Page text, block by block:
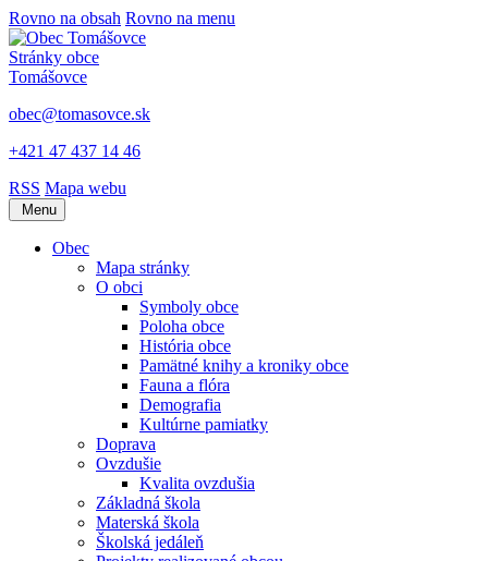
Rovno na obsah Rovno na menu
Stránky obce
Tomášovce
obec@tomasovce.sk
+421 47 437 14 46
RSS Mapa webu
Menu
Obec
Mapa stránky
O obci
Symboly obce
Poloha obce
História obce
Pamätné knihy a kroniky obce
Fauna a flóra
Demografia
Kultúrne pamiatky
Doprava
Ovzdušie
Kvalita ovzdušia
Základná škola
Materská škola
Školská jedáleň